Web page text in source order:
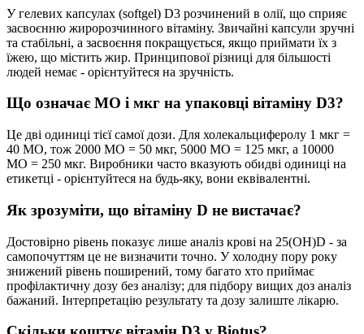
У гелевих капсулах (softgel) D3 розчинений в олії, що сприяє
засвоєнню жиророзчинного вітаміну. Звичайні капсули зручні
та стабільні, а засвоєння покращується, якщо приймати їх з
їжею, що містить жир. Принципової різниці для більшості
людей немає - орієнтуйтеся на зручність.
Що означає МО і мкг на упаковці вітаміну D3?
Це дві одиниці тієї самої дози. Для холекальциферолу 1 мкг =
40 МО, тож 2000 МО = 50 мкг, 5000 МО = 125 мкг, а 10000
МО = 250 мкг. Виробники часто вказують обидві одиниці на
етикетці - орієнтуйтеся на будь-яку, вони еквівалентні.
Як зрозуміти, що вітаміну D не вистачає?
Достовірно рівень показує лише аналіз крові на 25(OH)D - за
самопочуттям це не визначити точно. У холодну пору року
знижений рівень поширений, тому багато хто приймає
профілактичну дозу без аналізу; для підбору вищих доз аналіз
бажаний. Інтерпретацію результату та дозу залиште лікарю.